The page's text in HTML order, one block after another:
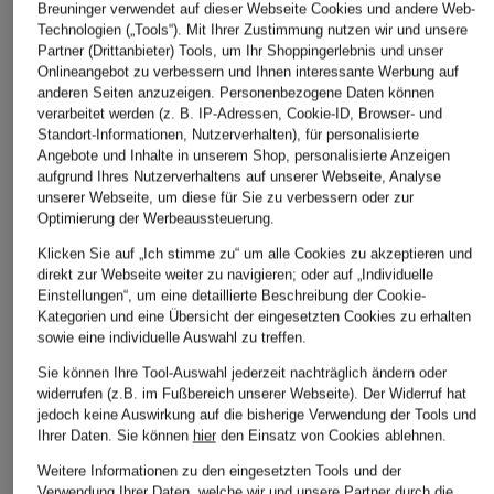
RAFFAELLO ROSSI
Mom Jeans HANNI
CHF 129
Ursprünglich:CHF 249
Barrel Jeans DANNI
2.3
CHF 90
Cropped Jeans
CHF 85
Breuninger verwendet auf dieser Webseite Cookies und andere Web-
Technologien („Tools“). Mit Ihrer Zustimmung nutzen wir und unsere
Partner (Drittanbieter) Tools, um Ihr Shoppingerlebnis und unser
Onlineangebot zu verbessern und Ihnen interessante Werbung auf
anderen Seiten anzuzeigen. Personenbezogene Daten können
verarbeitet werden (z. B. IP-Adressen, Cookie-ID, Browser- und
Standort-Informationen, Nutzerverhalten), für personalisierte
Angebote und Inhalte in unserem Shop, personalisierte Anzeigen
aufgrund Ihres Nutzerverhaltens auf unserer Webseite, Analyse
unserer Webseite, um diese für Sie zu verbessern oder zur
Optimierung der Werbeaussteuerung.
Klicken Sie auf „Ich stimme zu“ um alle Cookies zu akzeptieren und
direkt zur Webseite weiter zu navigieren; oder auf „Individuelle
Einstellungen“, um eine detaillierte Beschreibung der Cookie-
Kategorien und eine Übersicht der eingesetzten Cookies zu erhalten
sowie eine individuelle Auswahl zu treffen.
Sie können Ihre Tool-Auswahl jederzeit nachträglich ändern oder
widerrufen (z.B. im Fußbereich unserer Webseite). Der Widerruf hat
jedoch keine Auswirkung auf die bisherige Verwendung der Tools und
Ihrer Daten. Sie können hierden Einsatz von Cookies ablehnen.
Weitere Informationen zu den eingesetzten Tools und der